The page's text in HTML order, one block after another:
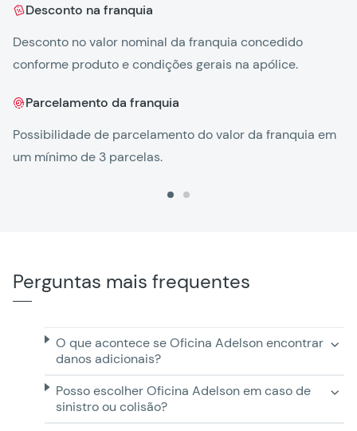
Desconto na franquia
Desconto no valor nominal da franquia concedido
conforme produto e condições gerais na apólice.
Parcelamento da franquia
Possibilidade de parcelamento do valor da franquia em
um mínimo de 3 parcelas.
Perguntas mais frequentes
O que acontece se Oficina Adelson encontrar
danos adicionais?
Posso escolher Oficina Adelson em caso de
sinistro ou colisão?